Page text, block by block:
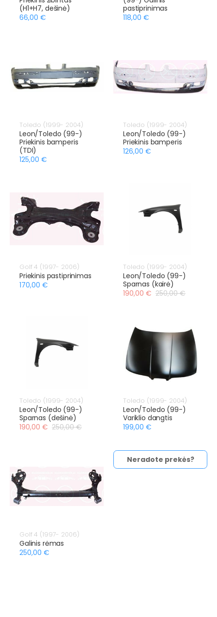
(H1+H7, dešinė)
66,00 €
pastiprinimas
118,00 €
Toledo (1999- 2004)
Leon/Toledo (99-)
Priekinis bamperis
(TDI)
125,00 €
Toledo (1999- 2004)
Leon/Toledo (99-)
Priekinis bamperis
126,00 €
Golf 4 (1997- 2006)
Priekinis pastiprinimas
170,00 €
Toledo (1999- 2004)
Leon/Toledo (99-)
Sparnas (kairė)
190,00 € 250,00 €
Toledo (1999- 2004)
Leon/Toledo (99-)
Sparnas (dešinė)
190,00 € 250,00 €
Toledo (1999- 2004)
Leon/Toledo (99-)
Variklio dangtis
199,00 €
Golf 4 (1997- 2006)
Galinis rėmas
250,00 €
Neradote prekės?